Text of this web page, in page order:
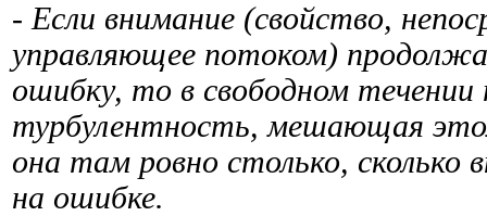
- Если внимание (свойство,
управляющее потоком)
ошибку, то в свободном течении
турбулентность, мешающая
она там ровно столько, сколько
на ошибке.